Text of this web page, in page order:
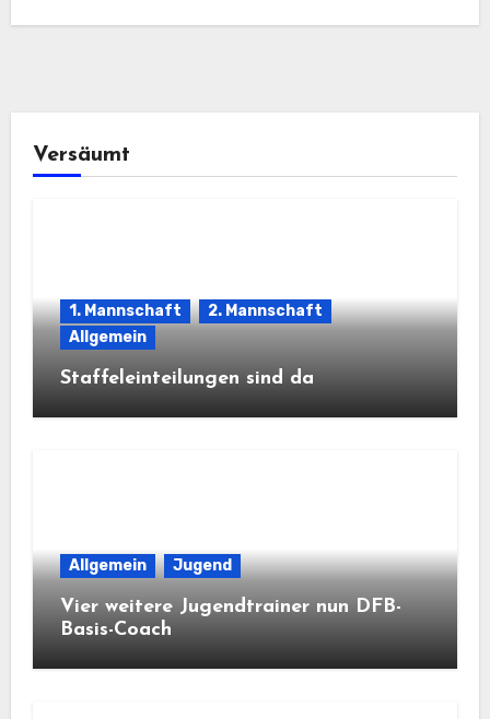
Versäumt
1. Mannschaft
2. Mannschaft
Allgemein
Staffeleinteilungen sind da
Allgemein Jugend
Vier weitere Jugendtrainer nun DFB-
Basis-Coach